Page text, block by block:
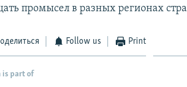
промысел в разных регионах
Follow us Print
is part of